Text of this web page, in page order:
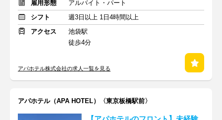
雇用形態
アルバイト・パート
シフト
週3日以上 1日4時間以上
アクセス
池袋駅
徒歩4分
アパホテル株式会社の求人一覧を見る
アパホテル（APA HOTEL）〈東京板橋駅前〉